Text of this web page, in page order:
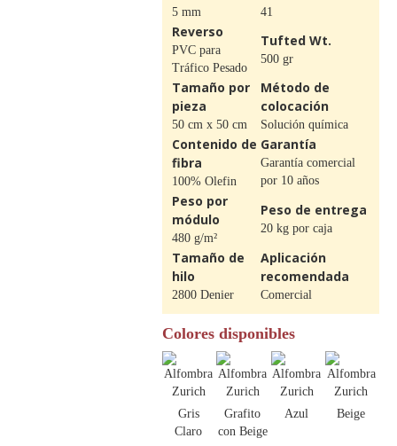
5 mm 41
Reverso
PVC para
Tráfico Pesado
Tufted Wt.
500 gr
Tamaño por
pieza
50 cm x 50 cm
Método de
colocación
Solución química
Contenido de
fibra
100% Olefin
Garantía
Garantía comercial
por 10 años
Peso por
módulo
480 g/m²
Peso de entrega
20 kg por caja
Tamaño de
hilo
2800 Denier
Aplicación
recomendada
Comercial
Colores disponibles
Gris
Claro
Grafito
con Beige
Azul Beige